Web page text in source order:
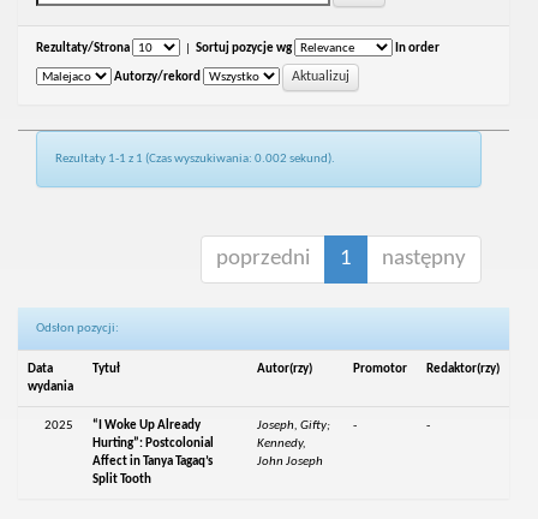
Rezultaty/Strona Sortuj pozycje wg In order
Autorzy/rekord
Rezultaty 1-1 z 1 (Czas wyszukiwania: 0.002 sekund).
poprzedni 1 następny
Odsłon pozycji:
Data
wydania
Tytuł Autor(rzy) Promotor Redaktor(rzy)
2025
“I Woke Up Already
Hurting”: Postcolonial
Affect in Tanya Tagaq’s
Split Tooth
Joseph, Gifty;
Kennedy,
John Joseph
- -